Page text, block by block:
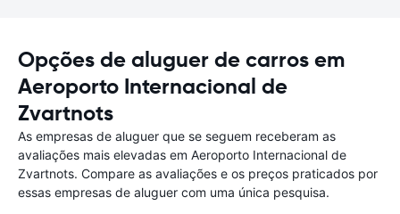
Opções de aluguer de carros em
Aeroporto Internacional de
Zvartnots
As empresas de aluguer que se seguem receberam as
avaliações mais elevadas em Aeroporto Internacional de
Zvartnots. Compare as avaliações e os preços praticados por
essas empresas de aluguer com uma única pesquisa.